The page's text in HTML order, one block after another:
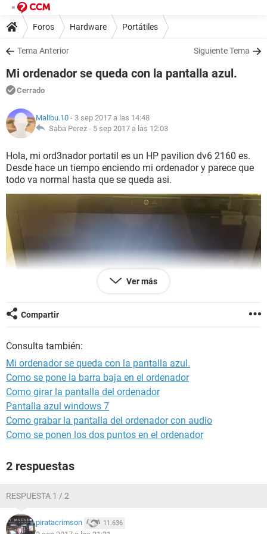
Foros Hardware Portátiles
Tema Anterior Siguiente Tema
Mi ordenador se queda con la pantalla azul.
Cerrado
Malibu.10 - 3 sep 2017 a las 14:48
Saba Perez - 5 sep 2017 a las 12:03
Hola, mi ord3nador portatil es un HP pavilion dv6 2160 es.
Desde hace un tiempo enciendo mi ordenador y parece que
todo va normal hasta que se queda asi.
No muestra ningun tipo de mensaje, simplemente despues
de unos minutos su pantalla se torna azul.
Ver más
Compartir
Consulta también:
Mi ordenador se queda con la pantalla azul.
Como se pone la barra baja en el ordenador
Como girar la pantalla del ordenador
Pantalla azul windows 7
Como grabar la pantalla del ordenador con audio
Como se ponen los dos puntos en el ordenador
2 respuestas
RESPUESTA 1 / 2
piratacrimson 11.636